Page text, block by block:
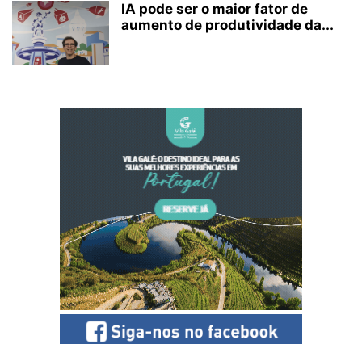
IA pode ser o maior fator de
aumento de produtividade da...